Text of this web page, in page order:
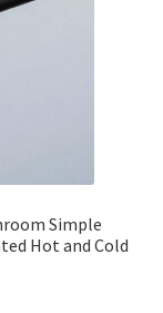
Simple
Hot and Cold